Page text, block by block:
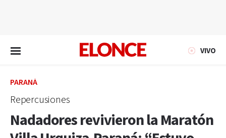
VIVO
PARANÁ
Repercusiones
Nadadores revivieron la Maratón